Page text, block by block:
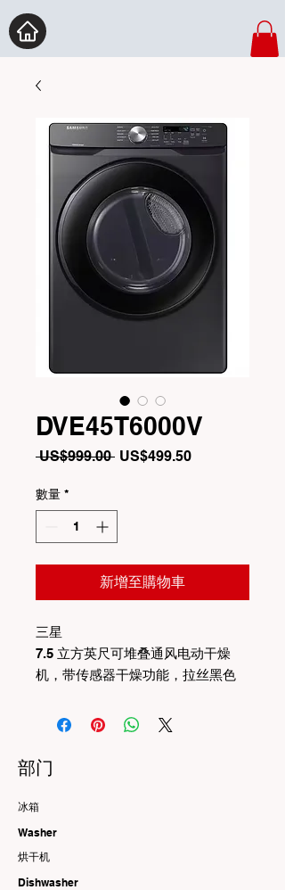
DVE45T6000V
US$999.00 一
格
US$499.50促
數量 *
新增至購物車
三星
7.5 立方英尺可堆叠通风电动干燥
机，带传感器干燥功能，拉丝黑色
部门
冰箱
Washer
烘干机
Dishwasher